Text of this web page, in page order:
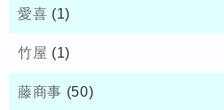
愛喜 (1)
竹屋 (1)
藤商事 (50)